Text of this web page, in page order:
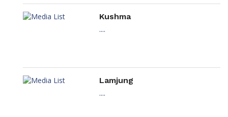
Kushma
....
Lamjung
....